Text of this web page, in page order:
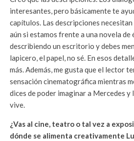
interesantes, pero básicamente te
capítulos. Las descripciones necesitan
aún si estamos frente a una novela de
describiendo un escritorio y debes
lapicero, el papel, no sé. En esos
más. Además, me gusta que el lector
sensación cinematográfica mientras
dices de poder imaginar a Mercedes y
vive.
¿Vas al cine, teatro o tal vez a
dónde se alimenta creativamente